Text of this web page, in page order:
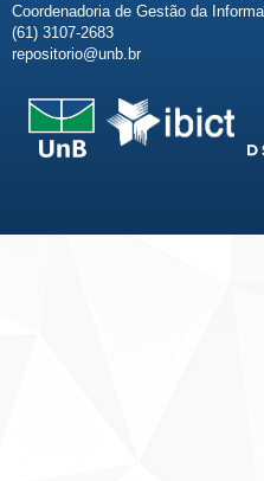
Coordenadoria de Gestão da
(61) 3107-2683
repositorio@unb.br